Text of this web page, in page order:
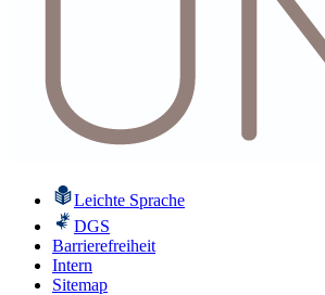
Leichte Sprache
DGS
Barrierefreiheit
Intern
Sitemap